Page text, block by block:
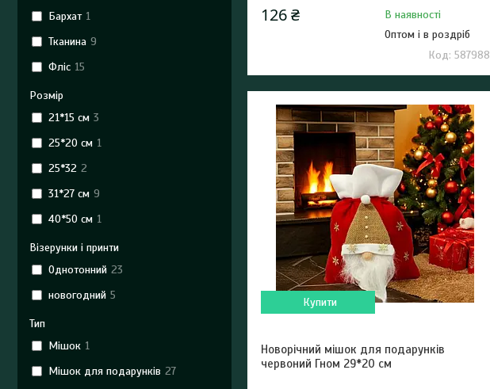
126 ₴
В наявності
Оптом і в роздріб
587988
Купити
Новорічний мішок для подарунків
червоний Гном 29*20 см
Бархат 1
Тканина 9
Фліс 15
Розмір
21*15 см 3
25*20 см 1
25*32 2
31*27 см 9
40*50 см 1
Візерунки і принти
Однотонний 23
новогодний 5
Тип
Мішок 1
Мішок для подарунків 27